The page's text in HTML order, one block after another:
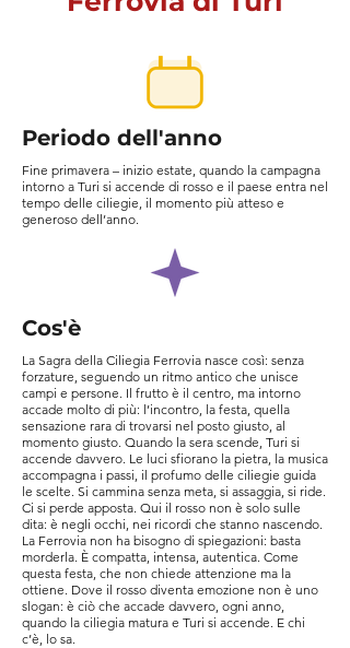
Periodo dell'anno
Fine primavera – inizio estate, quando la campagna
intorno a Turi si accende di rosso e il paese entra nel
tempo delle ciliegie, il momento più atteso e
generoso dell’anno.
Cos'è
La Sagra della Ciliegia Ferrovia nasce così: senza
forzature, seguendo un ritmo antico che unisce
campi e persone. Il frutto è il centro, ma intorno
accade molto di più: l’incontro, la festa, quella
sensazione rara di trovarsi nel posto giusto, al
momento giusto. Quando la sera scende, Turi si
accende davvero. Le luci sfiorano la pietra, la musica
accompagna i passi, il profumo delle ciliegie guida
le scelte. Si cammina senza meta, si assaggia, si ride.
Ci si perde apposta. Qui il rosso non è solo sulle
dita: è negli occhi, nei ricordi che stanno nascendo.
La Ferrovia non ha bisogno di spiegazioni: basta
morderla. È compatta, intensa, autentica. Come
questa festa, che non chiede attenzione ma la
ottiene. Dove il rosso diventa emozione non è uno
slogan: è ciò che accade davvero, ogni anno,
quando la ciliegia matura e Turi si accende. E chi
c’è, lo sa.